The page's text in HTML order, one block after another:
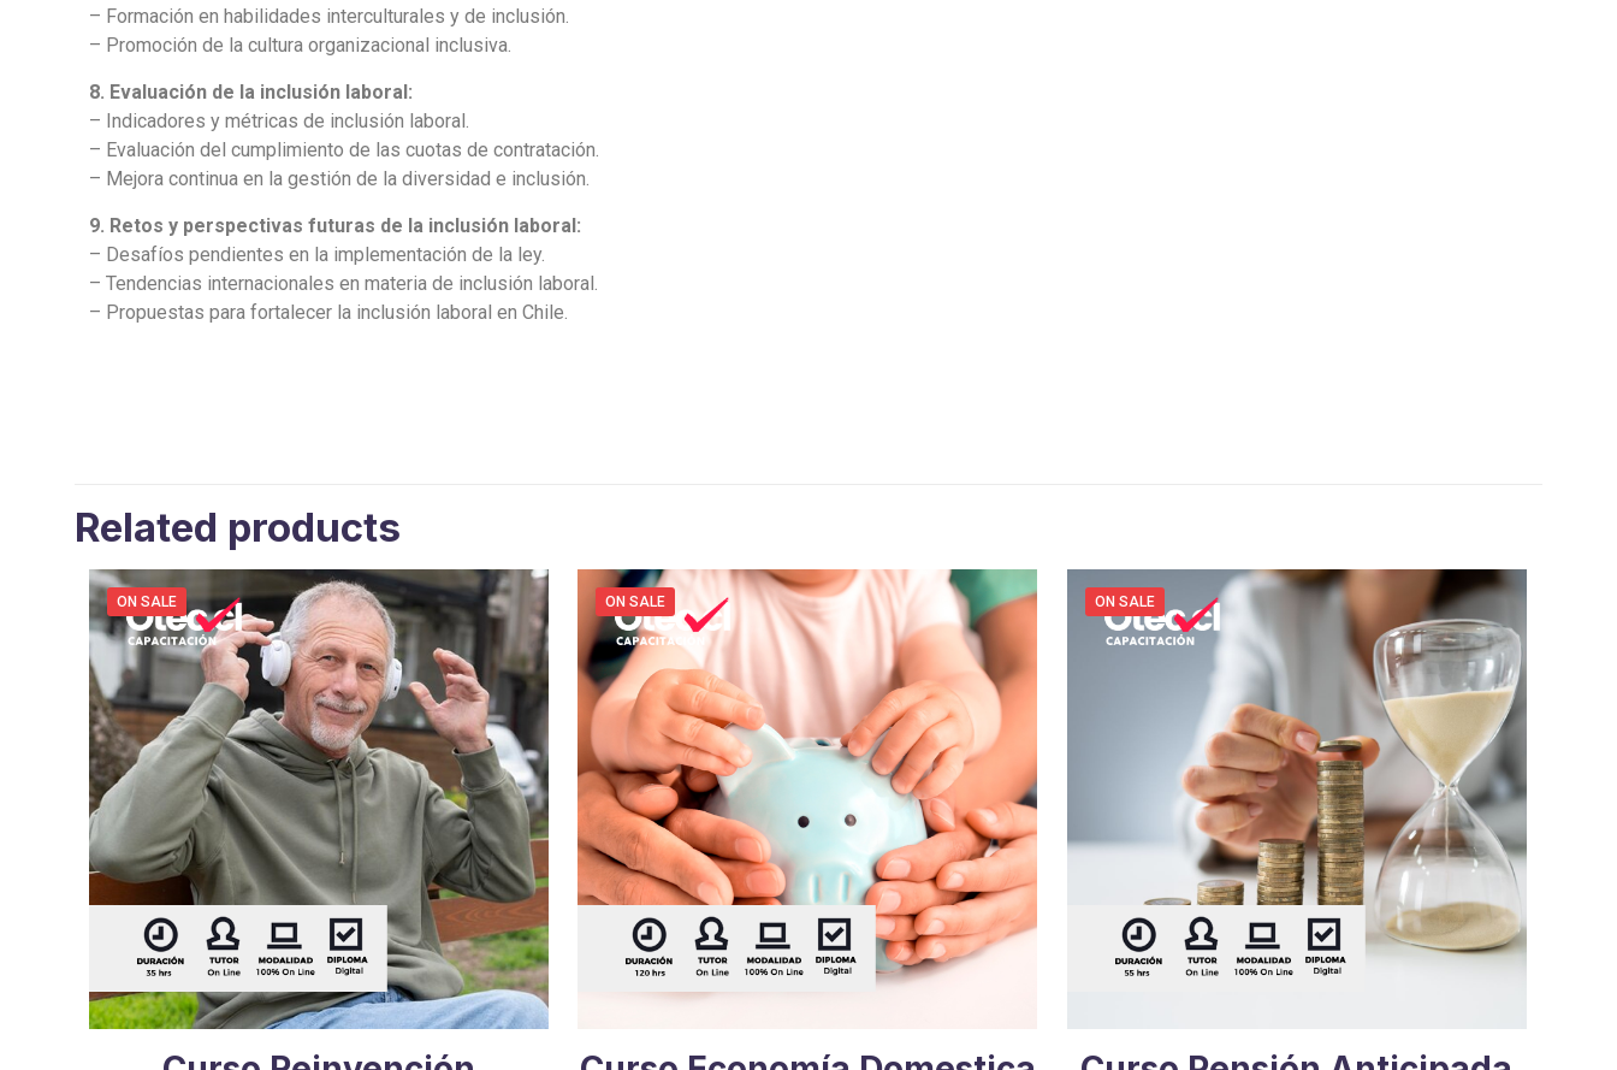
– Formación en habilidades interculturales y de inclusión.
– Promoción de la cultura organizacional inclusiva.
8. Evaluación de la inclusión laboral:
– Indicadores y métricas de inclusión laboral.
– Evaluación del cumplimiento de las cuotas de contratación.
– Mejora continua en la gestión de la diversidad e inclusión.
9. Retos y perspectivas futuras de la inclusión laboral:
– Desafíos pendientes en la implementación de la ley.
– Tendencias internacionales en materia de inclusión laboral.
– Propuestas para fortalecer la inclusión laboral en Chile.
Related products
ON SALE ON SALE ON SALE